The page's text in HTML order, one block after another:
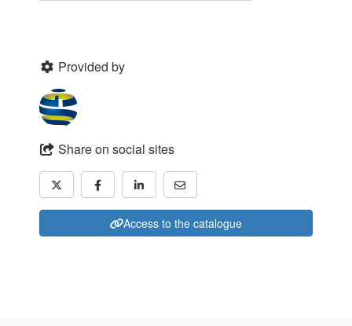
Provided by
Share on social sites
Access to the catalogue